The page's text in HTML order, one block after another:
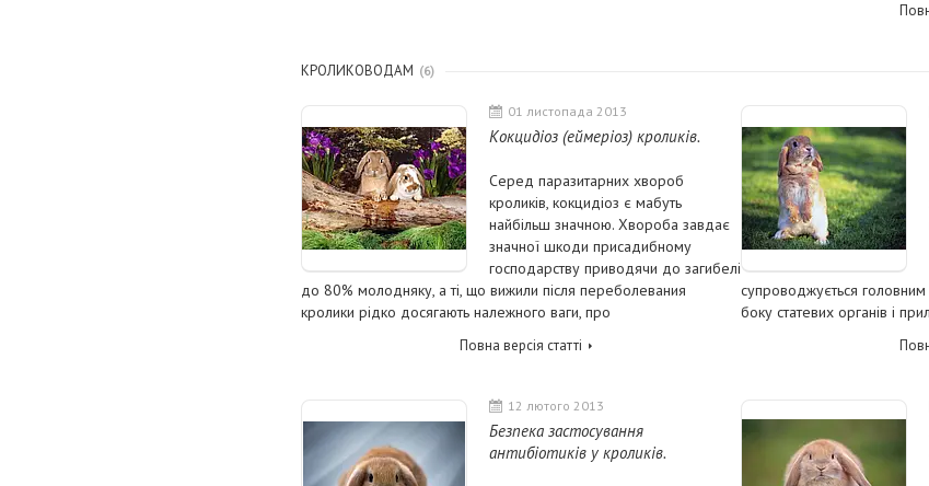
КРОЛИКОВОДАМ 6
01 листопада 2013
Кокцидіоз (еймеріоз) кроликів.
Серед паразитарних хвороб
кроликів, кокцидіоз є мабуть
найбільш значною. Хвороба завдає
значної шкоди присадибному
господарству приводячи до загибелі
до 80% молодняку, а ті, що вижили після переболевания
кролики рідко досягають належного ваги, про
Повна версія статті
супроводжується
боку статевих органів і
12 лютого 2013
Безпека застосування
антибіотиків у кроликів.